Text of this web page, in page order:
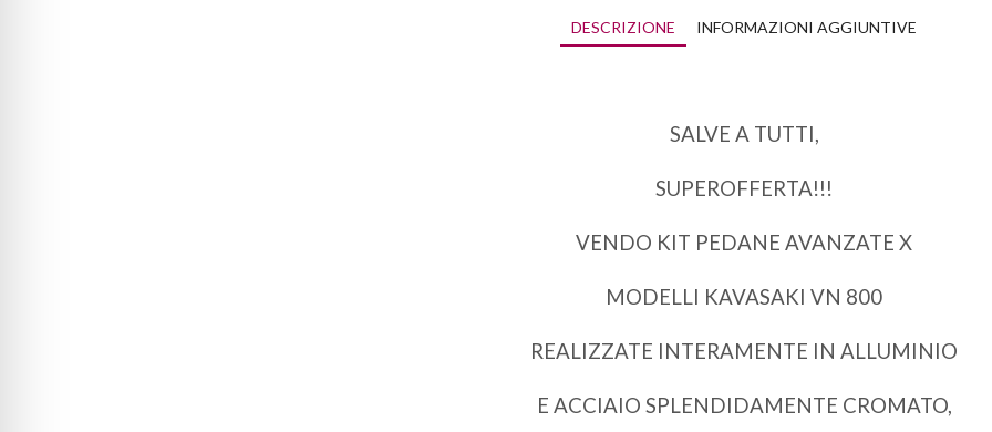
DESCRIZIONE INFORMAZIONI AGGIUNTIVE
SALVE A TUTTI,
SUPEROFFERTA!!!
VENDO KIT PEDANE AVANZATE X
MODELLI KAVASAKI VN 800
REALIZZATE INTERAMENTE IN ALLUMINIO
E ACCIAIO SPLENDIDAMENTE CROMATO,